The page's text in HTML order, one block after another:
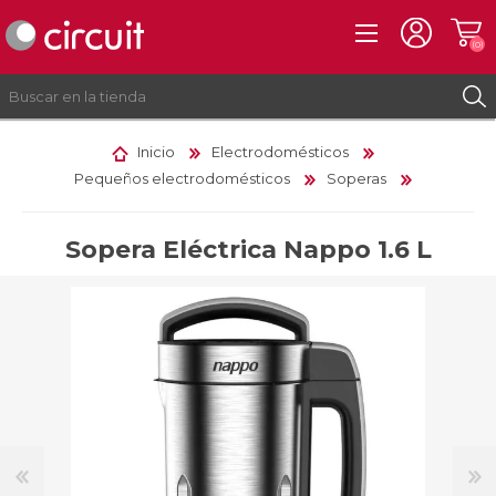
REGISTRO
(0)
Inicio
Electrodomésticos
Pequeños electrodomésticos
Soperas
Sopera Eléctrica Nappo 1.6 L